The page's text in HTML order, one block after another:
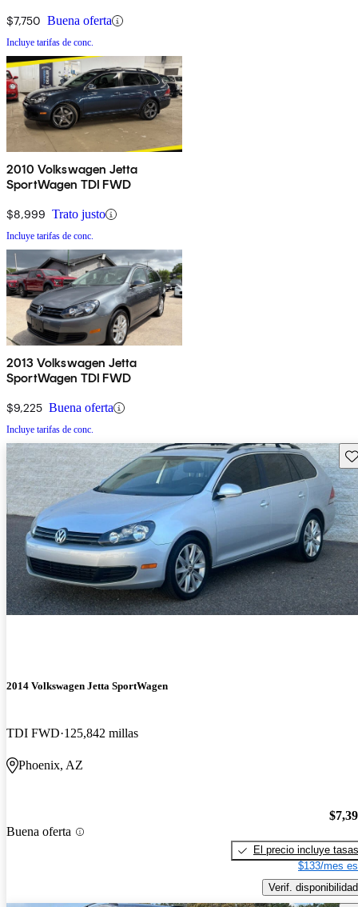
$7,750 Buena oferta
Incluye tarifas de conc.
2010 Volkswagen Jetta
SportWagen TDI FWD
$8,999 Trato justo
Incluye tarifas de conc.
2013 Volkswagen Jetta
SportWagen TDI FWD
$9,225 Buena oferta
Incluye tarifas de conc.
2014 Volkswagen Jetta SportWagen
TDI FWD 125,842 millas
Phoenix, AZ
Buena oferta
El precio incluye tasas
$133/mes
Verif. disponibilidad